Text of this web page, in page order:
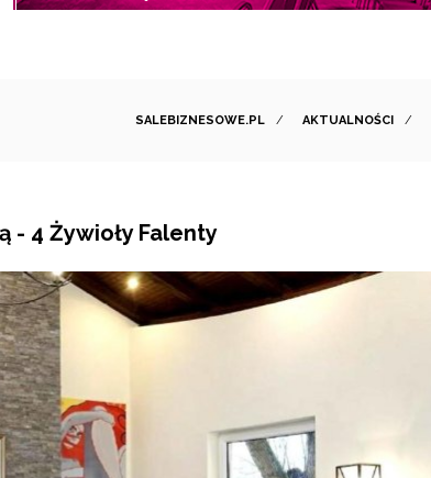
SALEBIZNESOWE.PL / AKTUALNOŚCI /
- 4 Żywioły Falenty